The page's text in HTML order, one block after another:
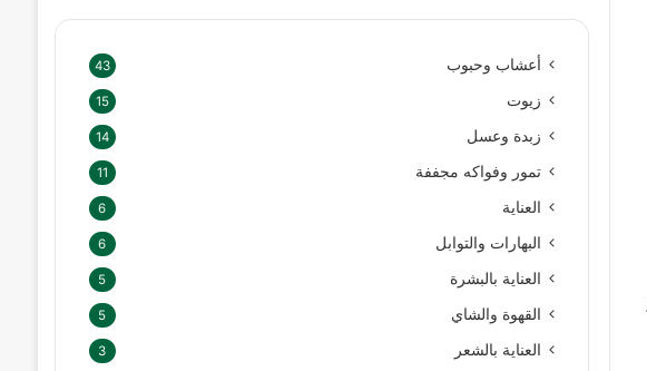
أعشاب وحبوب 43
زيوت 15
زبدة وعسل 14
تمور وفواكه مجففة 11
العناية 6
البهارات والتوابل 6
العناية بالبشرة 5
القهوة والشاي 5
العناية بالشعر 3